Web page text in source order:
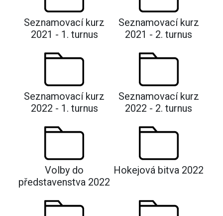
Seznamovací kurz
2021 - 1. turnus
Seznamovací kurz
2021 - 2. turnus
Seznamovací kurz
2022 - 1. turnus
Seznamovací kurz
2022 - 2. turnus
Volby do
představenstva 2022
Hokejová bitva 2022